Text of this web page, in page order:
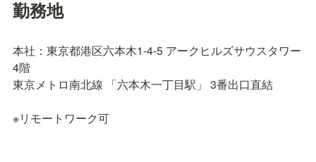
勤務地
本社：東京都港区六本木1-4-5 アークヒルズサウスタワー
4階
東京メトロ南北線 「六本木一丁目駅」 3番出口直結
※リモートワーク可